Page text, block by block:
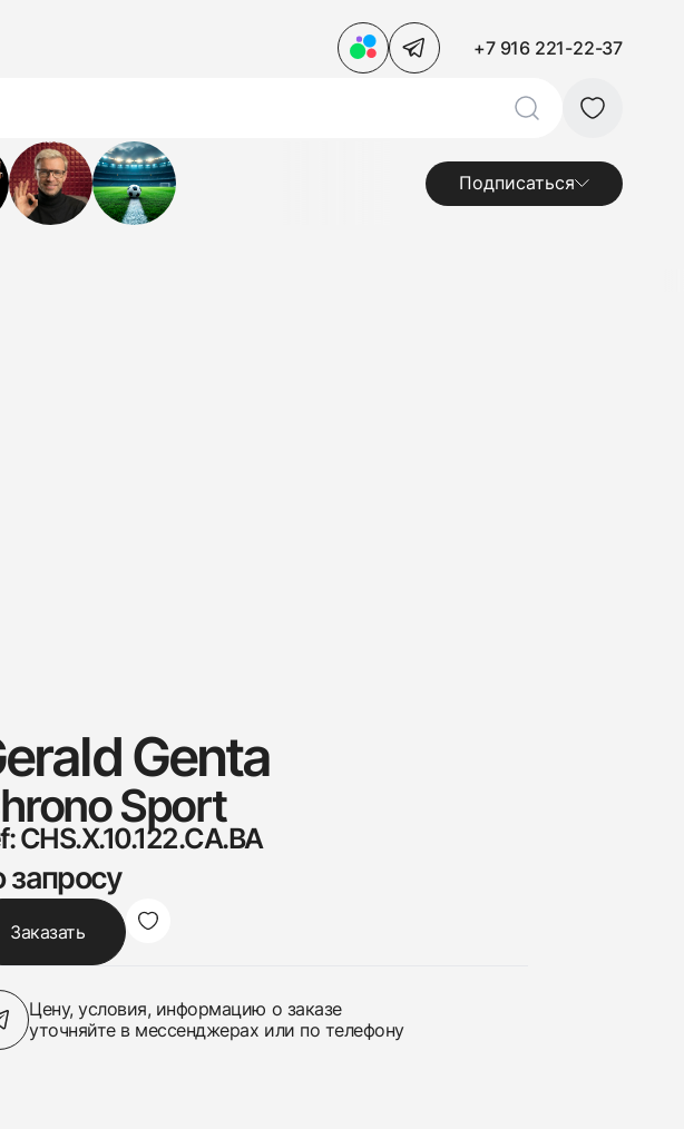
+7 916 221-22-37
Подписаться
Genta
Sport
CHS.X.10.122.CA.BA
запросу
Заказать
Цену, условия, информацию о заказе
уточняйте в мессенджерах или по телефону